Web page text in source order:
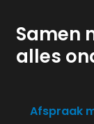
Samen
alles
Afspraak